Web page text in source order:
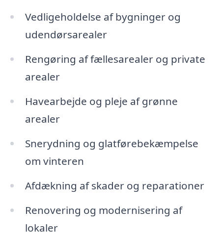
Vedligeholdelse af bygninger og
udendørsarealer
Rengøring af fællesarealer og private
arealer
Havearbejde og pleje af grønne
arealer
Snerydning og glatførebekæmpelse
om vinteren
Afdækning af skader og reparationer
Renovering og modernisering af
lokaler